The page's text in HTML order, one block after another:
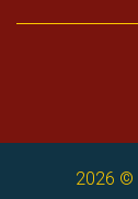
2026 ©